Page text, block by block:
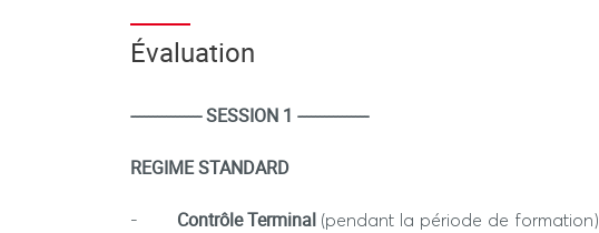
affectifs de la performance (L1).
Évaluation
---------------- SESSION 1 ----------------
REGIME STANDARD
- Contrôle Terminal (pendant la période de formation)